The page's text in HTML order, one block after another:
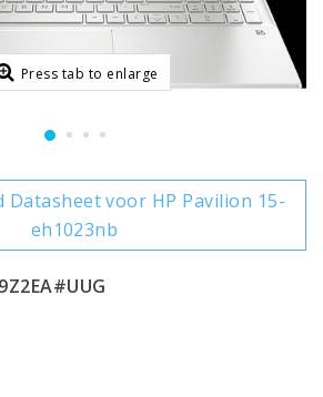
Press tab to enlarge
Datasheet voor HP Pavilion 15-
eh1023nb